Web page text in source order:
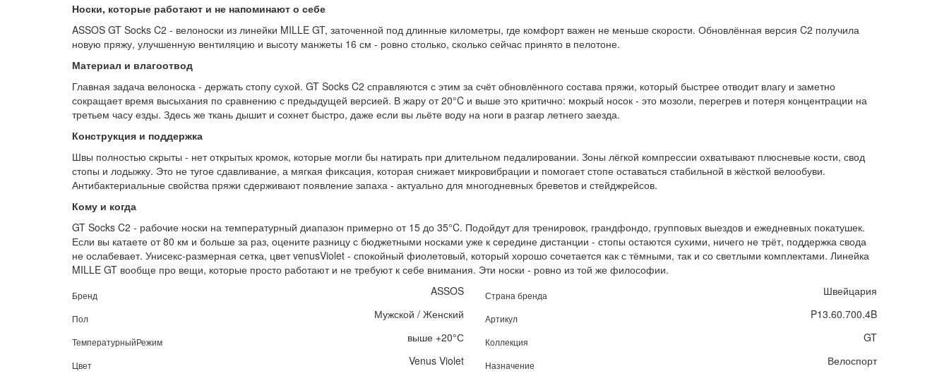
Носки, которые работают и не напоминают о себе
ASSOS GT Socks C2 - велоноски из линейки MILLE GT, заточенной под длинные километры, где комфорт важен не меньше скорости. Обновлённая версия C2 получила
новую пряжу, улучшенную вентиляцию и высоту манжеты 16 см - ровно столько, сколько сейчас принято в пелотоне.
Материал и влагоотвод
Главная задача велоноска - держать стопу сухой. GT Socks C2 справляются с этим за счёт обновлённого состава пряжи, который быстрее отводит влагу и заметно
сокращает время высыхания по сравнению с предыдущей версией. В жару от 20°C и выше это критично: мокрый носок - это мозоли, перегрев и потеря концентрации на
третьем часу езды. Здесь же ткань дышит и сохнет быстро, даже если вы льёте воду на ноги в разгар летнего заезда.
Конструкция и поддержка
Швы полностью скрыты - нет открытых кромок, которые могли бы натирать при длительном педалировании. Зоны лёгкой компрессии охватывают плюсневые кости, свод
стопы и лодыжку. Это не тугое сдавливание, а мягкая фиксация, которая снижает микровибрации и помогает стопе оставаться стабильной в жёсткой велообуви.
Антибактериальные свойства пряжи сдерживают появление запаха - актуально для многодневных бреветов и стейджрейсов.
Кому и когда
GT Socks C2 - рабочие носки на температурный диапазон примерно от 15 до 35°C. Подойдут для тренировок, грандфондо, групповых выездов и ежедневных покатушек.
Если вы катаете от 80 км и больше за раз, оцените разницу с бюджетными носками уже к середине дистанции - стопы остаются сухими, ничего не трёт, поддержка свода
не ослабевает. Унисекс-размерная сетка, цвет venusViolet - спокойный фиолетовый, который хорошо сочетается как с тёмными, так и со светлыми комплектами. Линейка
MILLE GT вообще про вещи, которые просто работают и не требуют к себе внимания. Эти носки - ровно из той же философии.
Бренд ASSOS Страна бренда Швейцария
Пол Мужской / Женский Артикул P13.60.700.4B
ТемпературныйРежим выше +20°С Коллекция GT
Цвет Venus Violet Назначение Велоспорт